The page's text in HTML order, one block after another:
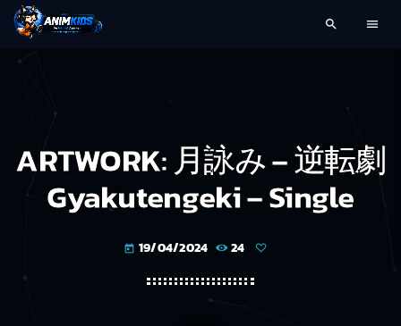
search menu
ARTWORK: 月詠み – 逆転劇
Gyakutengeki – Single
today 19/04/2024 24